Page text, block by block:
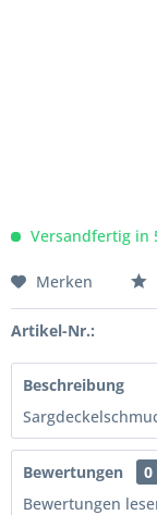
Versandfertig in
Merken
Artikel-Nr.:
Beschreibung
Bewertungen
0
Bewertungen